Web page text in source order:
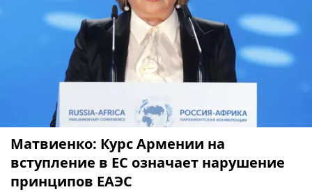
Матвиенко: Курс Армении на
вступление в ЕС означает нарушение
принципов ЕАЭС